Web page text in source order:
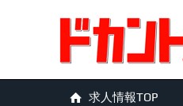
求人情報TOP